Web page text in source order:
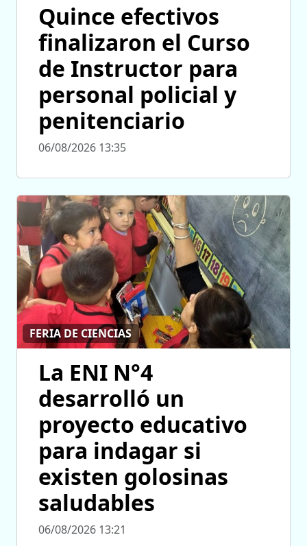
Quince efectivos
finalizaron el Curso
de Instructor para
personal policial y
penitenciario
06/08/2026 13:35
FERIA DE CIENCIAS
La ENI N°4
desarrolló un
proyecto educativo
para indagar si
existen golosinas
saludables
06/08/2026 13:21